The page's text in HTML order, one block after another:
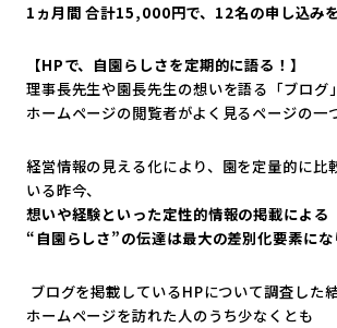
1 ヵ月間 合計15,000円で、12名の申し込みを
【HPで、自園らしさを定期的に語る！】
理事長先生や園長先生の想いを語る「ブログ
ホームページの閲覧者がよく見るページの一
経営情報の見える化により、園を定量的に比
いる昨今、
想いや経験といった定性的情報の掲載による
“自園らしさ”の伝達は最大の差別化要素にな
ブログを掲載しているHPについて調査した結
ホームページを訪れた人のうち少なくとも